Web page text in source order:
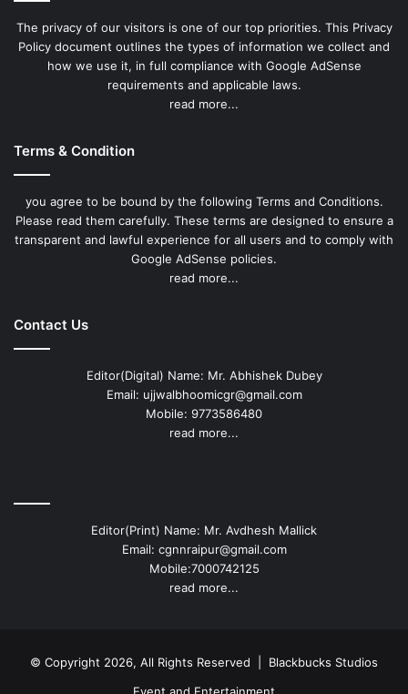
The privacy of our visitors is one of our top priorities. This Privacy
Policy document outlines the types of information we collect and
how we use it, in full compliance with Google AdSense
requirements and applicable laws.
read more...
Terms & Condition
you agree to be bound by the following Terms and Conditions.
Please read them carefully. These terms are designed to ensure a
transparent and lawful experience for all users and to comply with
Google AdSense policies.
read more...
Contact Us
Editor(Digital) Name: Mr. Abhishek Dubey
Email: ujjwalbhoomicgr@gmail.com
Mobile: 9773586480
read more...
Editor(Print) Name: Mr. Avdhesh Mallick
Email: cgnnraipur@gmail.com
Mobile:7000742125
read more...
© Copyright 2026, All Rights Reserved | Blackbucks Studios